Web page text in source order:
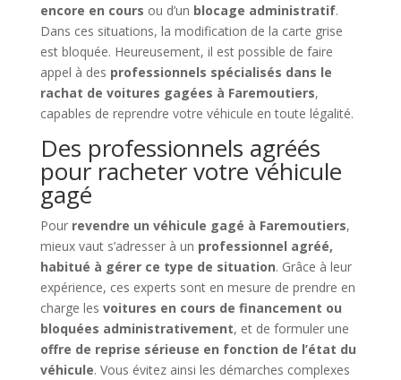
encore en cours ou d’un blocage administratif.
Dans ces situations, la modification de la carte grise
est bloquée. Heureusement, il est possible de faire
appel à des professionnels spécialisés dans le
rachat de voitures gagées à Faremoutiers,
capables de reprendre votre véhicule en toute légalité.
Des professionnels agréés
pour racheter votre véhicule
gagé
Pour revendre un véhicule gagé à Faremoutiers,
mieux vaut s’adresser à un professionnel agréé,
habitué à gérer ce type de situation. Grâce à leur
expérience, ces experts sont en mesure de prendre en
charge les voitures en cours de financement ou
bloquées administrativement, et de formuler une
offre de reprise sérieuse en fonction de l’état du
véhicule. Vous évitez ainsi les démarches complexes